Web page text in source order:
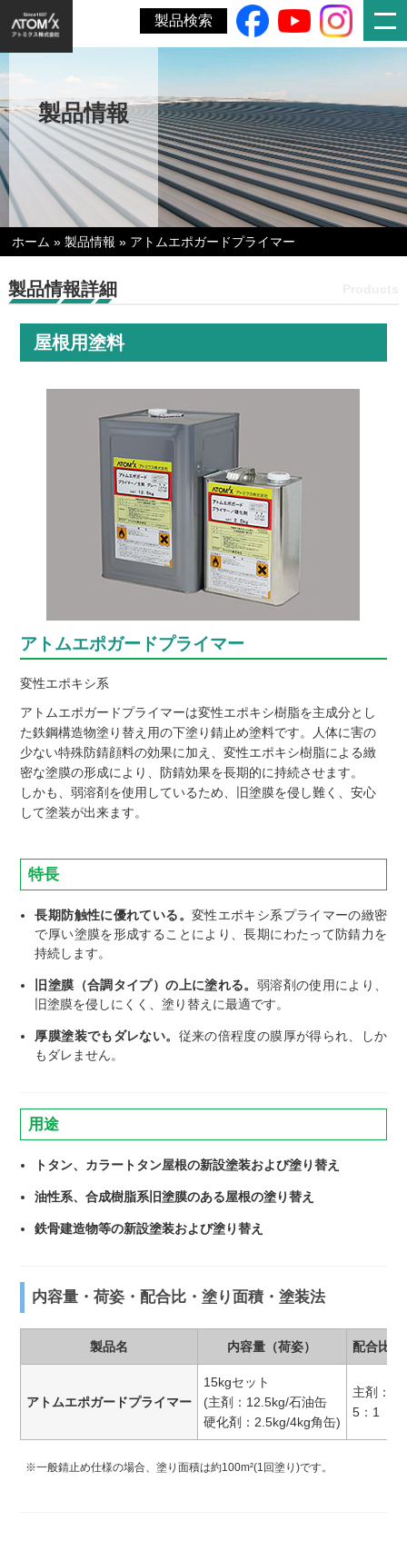
製品検索
製品情報
ホーム »製品情報 » アトムエポガードプライマー
製品情報詳細
屋根用塗料
アトムエポガードプライマー
変性エポキシ系
アトムエポガードプライマーは変性エポキシ樹脂を主成分とし
た鉄鋼構造物塗り替え用の下塗り錆止め塗料です。人体に害の
少ない特殊防錆顔料の効果に加え、変性エポキシ樹脂による緻
密な塗膜の形成により、防錆効果を長期的に持続させます。
しかも、弱溶剤を使用しているため、旧塗膜を侵し難く、安心
して塗装が出来ます。
特長
長期防触性に優れている。 変性エポキシ系プライマーの緻密
で厚い塗膜を形成することにより、長期にわたって防錆力を
持続します。
旧塗膜（合調タイプ）の上に塗れる。 弱溶剤の使用により、
旧塗膜を侵しにくく、塗り替えに最適です。
厚膜塗装でもダレない。 従来の倍程度の膜厚が得られ、しか
もダレません。
用途
トタン、カラートタン屋根の新設塗装および塗り替え
油性系、合成樹脂系旧塗膜のある屋根の塗り替え
鉄骨建造物等の新設塗装および塗り替え
内容量・荷姿・配合比・塗り面積・塗装法
製品名 内容量（荷姿） 配合比(
アトムエポガードプライマー
15kgセット
(主剤：12.5kg/石油缶
硬化剤：2.5kg/4kg角缶)
主剤：硬
5：1
※一般錆止め仕様の場合、塗り面積は約100m²(1回塗り)です。